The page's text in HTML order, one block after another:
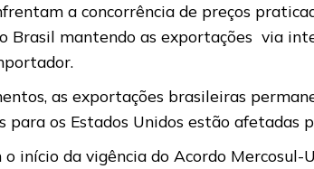
a concorrência de preços
Brasil mantendo as exportações via
as exportações brasileiras
para os Estados Unidos estão afetadas
o início da vigência do Acordo